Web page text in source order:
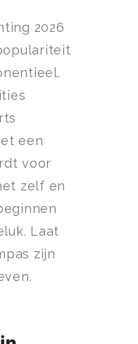
2026
een
voor
zelf en
Laat
zijn